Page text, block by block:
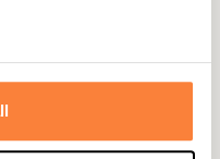
6% Elasthanne